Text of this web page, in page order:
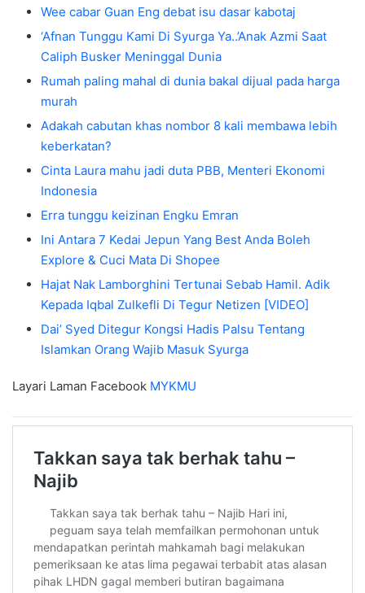
Wee cabar Guan Eng debat isu dasar kabotaj
‘Afnan Tunggu Kami Di Syurga Ya..’Anak Azmi Saat
Caliph Busker Meninggal Dunia
Rumah paling mahal di dunia bakal dijual pada harga
murah
Adakah cabutan khas nombor 8 kali membawa lebih
keberkatan?
Cinta Laura mahu jadi duta PBB, Menteri Ekonomi
Indonesia
Erra tunggu keizinan Engku Emran
Ini Antara 7 Kedai Jepun Yang Best Anda Boleh
Explore & Cuci Mata Di Shopee
Hajat Nak Lamborghini Tertunai Sebab Hamil. Adik
Kepada Iqbal Zulkefli Di Tegur Netizen [VIDEO]
Dai’ Syed Ditegur Kongsi Hadis Palsu Tentang
Islamkan Orang Wajib Masuk Syurga
Layari Laman Facebook MYKMU